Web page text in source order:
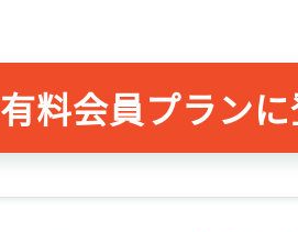
有料会員プラン